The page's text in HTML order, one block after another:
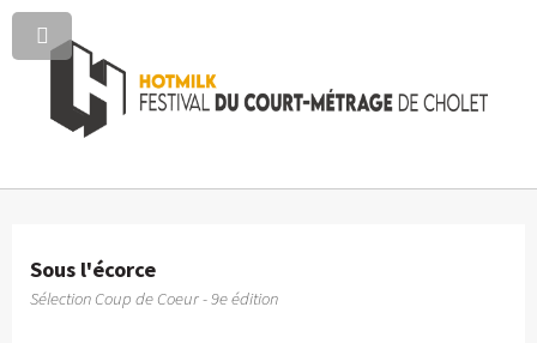
Sous l'écorce
Sélection Coup de Coeur - 9e édition